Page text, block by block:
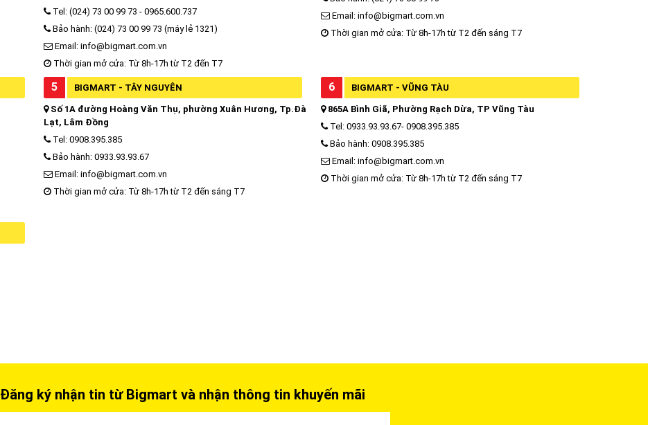
Tel: (024) 73 00 99 73 - 0965.600.737
Bảo hành: (024) 73 00 99 73 (máy lẻ 1321)
Email: info@bigmart.com.vn
Thời gian mở cửa: Từ 8h-17h từ T2 đến T7
Email: info@bigmart.com.vn
Thời gian mở cửa: Từ 8h-17h từ T2 đến sáng T7
5 BIGMART - TÂY NGUYÊN
Số 1A đường Hoàng Văn Thụ, phường Xuân Hương, Tp.Đà
Lạt, Lâm Đồng
Tel: 0908.395.385
Bảo hành: 0933.93.93.67
Email: info@bigmart.com.vn
Thời gian mở cửa: Từ 8h-17h từ T2 đến sáng T7
6 BIGMART - VŨNG TÀU
865A Bình Giã, Phường Rạch Dừa, TP Vũng Tàu
Tel: 0933.93.93.67- 0908.395.385
Bảo hành: 0908.395.385
Email: info@bigmart.com.vn
Thời gian mở cửa: Từ 8h-17h từ T2 đến sáng T7
Đăng ký nhận tin từ Bigmart và nhận thông tin khuyến mãi